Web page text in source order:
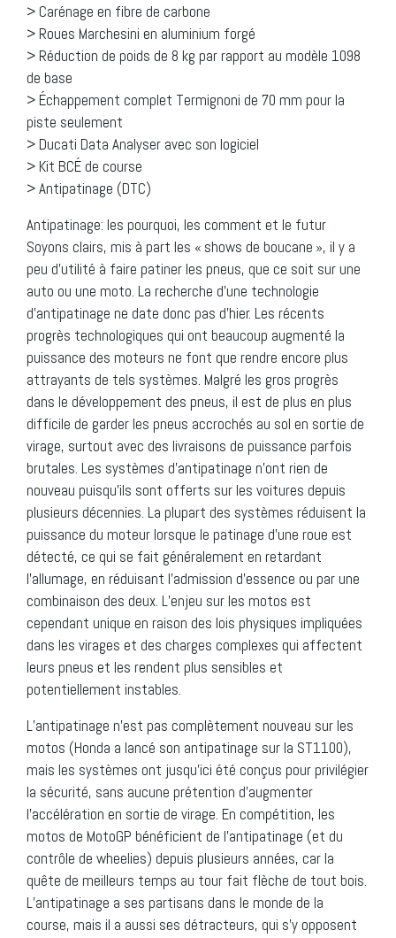
> Carénage en fibre de carbone
> Roues Marchesini en aluminium forgé
> Réduction de poids de 8 kg par rapport au modèle 1098
de base
> Échappement complet Termignoni de 70 mm pour la
piste seulement
> Ducati Data Analyser avec son logiciel
> Kit BCÉ de course
> Antipatinage (DTC)
Antipatinage: les pourquoi, les comment et le futur
Soyons clairs, mis à part les « shows de boucane », il y a
peu d’utilité à faire patiner les pneus, que ce soit sur une
auto ou une moto. La recherche d’une technologie
d’antipatinage ne date donc pas d’hier. Les récents
progrès technologiques qui ont beaucoup augmenté la
puissance des moteurs ne font que rendre encore plus
attrayants de tels systèmes. Malgré les gros progrès
dans le développement des pneus, il est de plus en plus
difficile de garder les pneus accrochés au sol en sortie de
virage, surtout avec des livraisons de puissance parfois
brutales. Les systèmes d’antipatinage n’ont rien de
nouveau puisqu’ils sont offerts sur les voitures depuis
plusieurs décennies. La plupart des systèmes réduisent la
puissance du moteur lorsque le patinage d’une roue est
détecté, ce qui se fait généralement en retardant
l’allumage, en réduisant l’admission d’essence ou par une
combinaison des deux. L’enjeu sur les motos est
cependant unique en raison des lois physiques impliquées
dans les virages et des charges complexes qui affectent
leurs pneus et les rendent plus sensibles et
potentiellement instables.
L’antipatinage n’est pas complètement nouveau sur les
motos (Honda a lancé son antipatinage sur la ST1100),
mais les systèmes ont jusqu’ici été conçus pour privilégier
la sécurité, sans aucune prétention d’augmenter
l’accélération en sortie de virage. En compétition, les
motos de MotoGP bénéficient de l’antipatinage (et du
contrôle de wheelies) depuis plusieurs années, car la
quête de meilleurs temps au tour fait flèche de tout bois.
L’antipatinage a ses partisans dans le monde de la
course, mais il a aussi ses détracteurs, qui s’y opposent